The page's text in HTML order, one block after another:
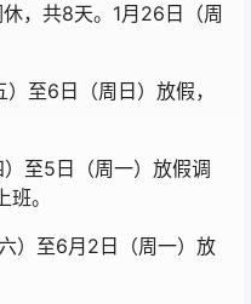
，共8天。1月26日（周
至6日（周日）放假，
至5日（周一）放假调
。
）至6月2日（周一）放